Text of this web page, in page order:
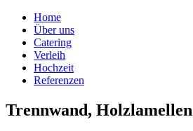
Home
Über uns
Catering
Verleih
Hochzeit
Referenzen
Trennwand,